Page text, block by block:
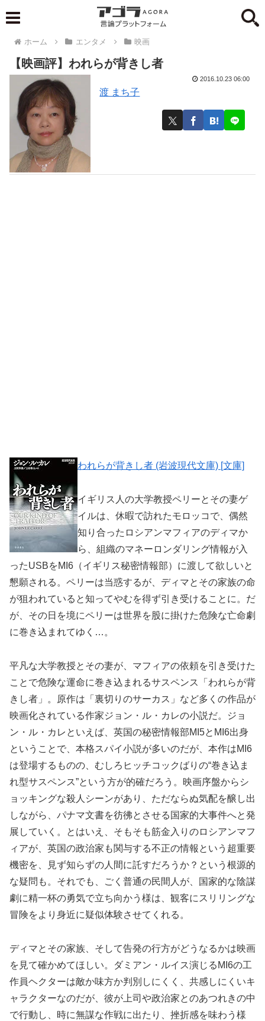
ホーム エンタメ 映画
【映画評】われらが背きし者
渡 まち子
2016.10.23 06:00
われらが背きし者 (岩波現代文庫) [文庫]
イギリス人の大学教授ペリーとその妻ゲ
イルは、休暇で訪れたモロッコで、偶然
知り合ったロシアンマフィアのディマか
ら、組織のマネーロンダリング情報が入
ったUSBをMI6（イギリス秘密情報部）に渡して欲しいと
懇願される。ペリーは当惑するが、ディマとその家族の命
が狙われていると知ってやむを得ず引き受けることに。だ
が、その日を境にペリーは世界を股に掛けた危険な亡命劇
に巻き込まれてゆく…。
平凡な大学教授とその妻が、マフィアの依頼を引き受けた
ことで危険な運命に巻き込まれるサスペンス「われらが背
きし者」。原作は「裏切りのサーカス」など多くの作品が
映画化されている作家ジョン・ル・カレの小説だ。ジョ
ン・ル・カレといえば、英国の秘密情報部MI5とMI6出身
ということで、本格スパイ小説が多いのだが、本作はMI6
は登場するものの、むしろヒッチコックばりの“巻き込ま
れ型サスペンス”という方が的確だろう。映画序盤からシ
ョッキングな殺人シーンがあり、ただならぬ気配を醸し出
しながら、パナマ文書を彷彿とさせる国家的大事件へと発
展していく。とはいえ、そもそも筋金入りのロシアンマフ
ィアが、英国の政治家も関与する不正の情報という超重要
機密を、見ず知らずの人間に託すだろうか？という根源的
な疑問も。それでも、ごく普通の民間人が、国家的な陰謀
劇に精一杯の勇気で立ち向かう様は、観客にスリリングな
冒険をより身近に疑似体験させてくれる。
ディマとその家族、そして告発の行方がどうなるかは映画
を見て確かめてほしい。ダミアン・ルイス演じるMI6の工
作員ヘクターは敵か味方か判別しにくく、共感しにくいキ
ャラクターなのだが、彼が上司や政治家とのあつれきの中
で行動し、時に無謀な作戦に出たり、挫折感を味わう様